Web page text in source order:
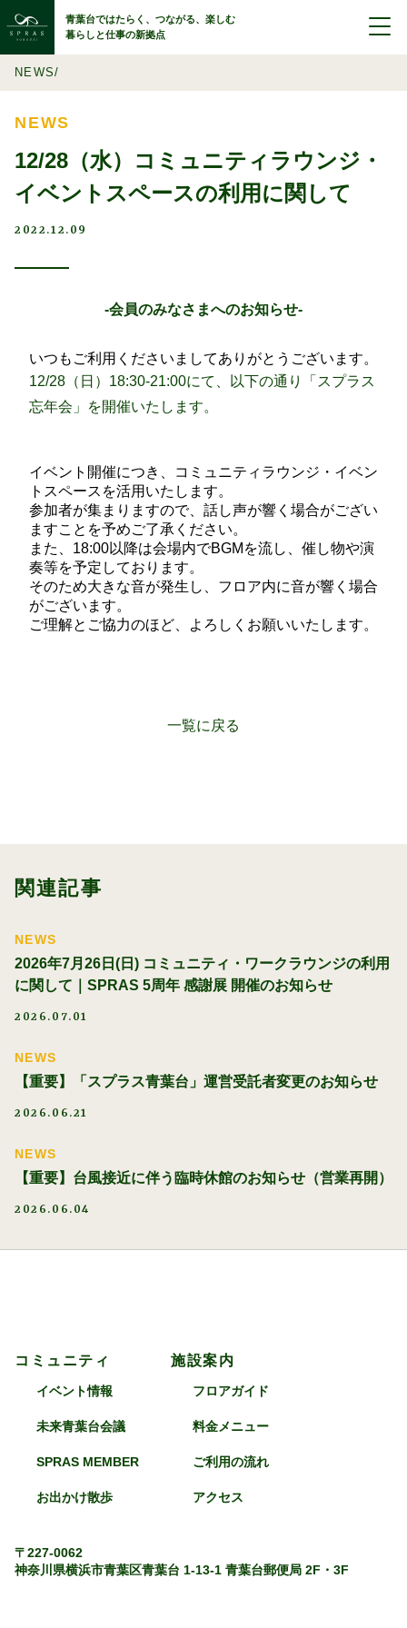
青葉台ではたらく、つながる、楽しむ
暮らしと仕事の新拠点
NEWS
NEWS
12/28（水）コミュニティラウンジ・
イベントスペースの利用に関して
2022.12.09
-会員のみなさまへのお知らせ-
いつもご利用くださいましてありがとうございます。
12/28（日）18:30-21:00にて、
以下の通り「スプラス
忘年会」を開催いたします。
イベント開催につき、コミュニティラウンジ・ イベン
トスペースを活用いたします。
参加者が集まりますので、話し声が響く場合がござい
ますことを予めご了承ください。
また、18:00以降は会場内でBGMを流し、催し物や演
奏等を予定しております。
そのため大きな音が発生し、 フロア内に音が響く場合
がございます。
ご理解とご協力のほど、よろしくお願いいたします。
一覧に戻る
関連記事
NEWS
2026年7月26日(日) コミュニティ・ワークラウンジの利用
に関して｜SPRAS 5周年 感謝展 開催のお知らせ
2026.07.01
NEWS
【重要】「スプラス青葉台」運営受託者変更のお知らせ
2026.06.21
NEWS
【重要】台風接近に伴う臨時休館のお知らせ（営業再開）
2026.06.04
コミュニティ
イベント情報
未来青葉台会議
SPRAS MEMBER
お出かけ散歩
施設案内
フロアガイド
料金メニュー
ご利用の流れ
アクセス
〒227-0062
神奈川県横浜市青葉区青葉台 1-13-1 青葉台郵便局 2F・3F